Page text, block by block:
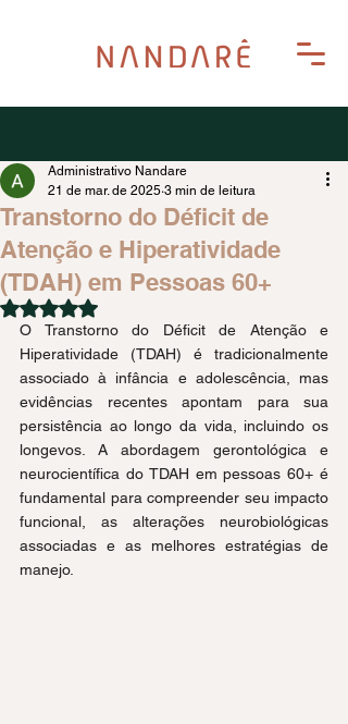
Transtorno do Déficit de
Atenção e Hiperatividade
(TDAH) em Pessoas 60+
Administrativo Nandare
21 de mar. de 2025 3 min de leitura
Avaliado com NaN de 5 estrelas.
O Transtorno do Déficit de Atenção e
Hiperatividade (TDAH) é tradicionalmente
associado à infância e adolescência, mas
evidências recentes apontam para sua
persistência ao longo da vida, incluindo os
longevos. A abordagem gerontológica e
neurocientífica do TDAH em pessoas 60+ é
fundamental para compreender seu impacto
funcional, as alterações neurobiológicas
associadas e as melhores estratégias de
manejo.